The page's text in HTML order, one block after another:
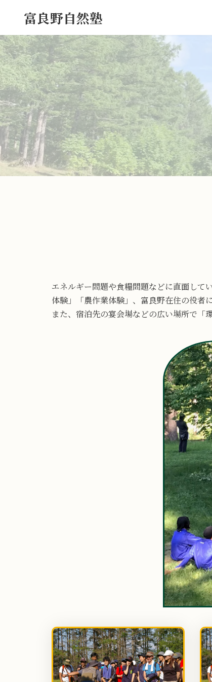
ン
ツ
へ
ス
キ
ッ
プ
ー
シ
ョ
ン
に
移
動
富良野自然塾
エネルギー問題や食糧問題などに直面して
体験」「農作業体験」、富良野在住の役者
また、宿泊先の宴会場などの広い場所で「